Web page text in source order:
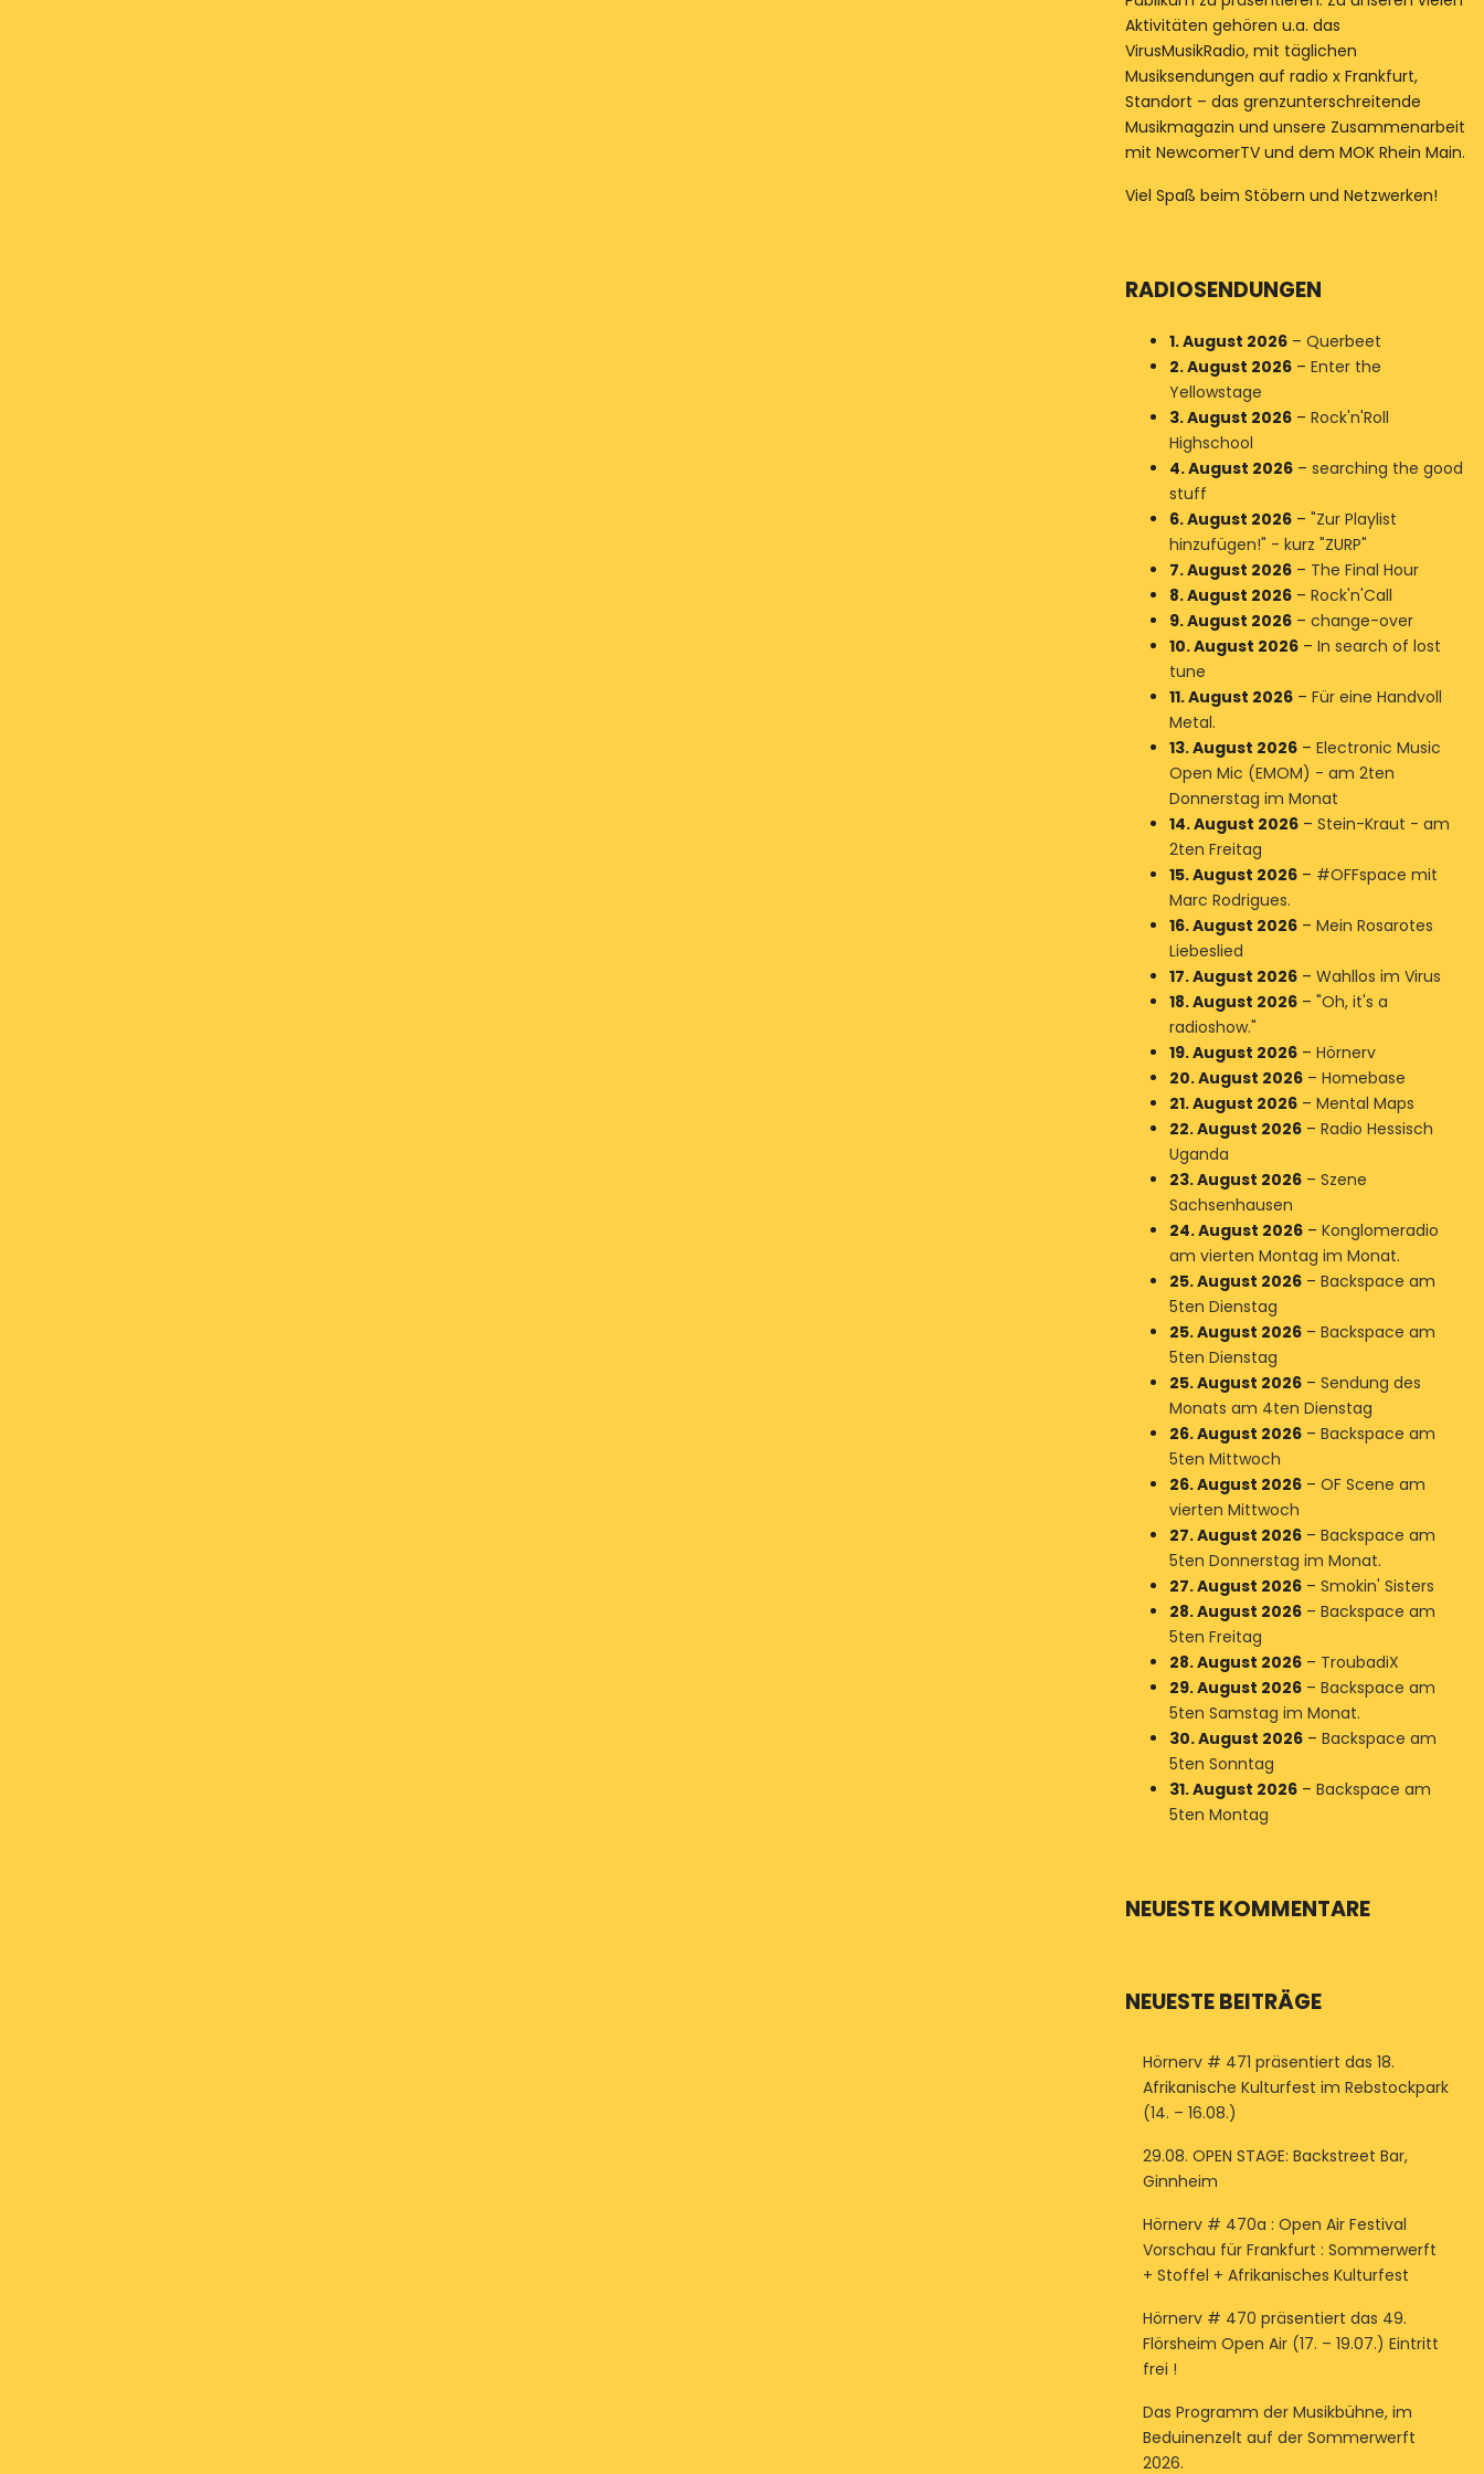
Aktivitäten gehören u.a. das
VirusMusikRadio, mit täglichen
Musiksendungen auf radio x Frankfurt,
Standort – das grenzunterschreitende
Musikmagazin und unsere Zusammenarbeit
mit NewcomerTV und dem MOK Rhein Main.
Viel Spaß beim Stöbern und Netzwerken!
RADIOSENDUNGEN
1. August 2026– Querbeet
2. August 2026– Enter the
Yellowstage
3. August 2026– Rock'n'Roll
Highschool
4. August 2026– searching the good
stuff
6. August 2026– "Zur Playlist
hinzufügen!" - kurz "ZURP"
7. August 2026– The Final Hour
8. August 2026– Rock'n'Call
9. August 2026– change-over
10. August 2026– In search of lost
tune
11. August 2026– Für eine Handvoll
Metal.
13. August 2026– Electronic Music
Open Mic (EMOM) - am 2ten
Donnerstag im Monat
14. August 2026– Stein-Kraut - am
2ten Freitag
15. August 2026– #OFFspace mit
Marc Rodrigues.
16. August 2026– Mein Rosarotes
Liebeslied
17. August 2026– Wahllos im Virus
18. August 2026– "Oh, it's a
radioshow."
19. August 2026– Hörnerv
20. August 2026– Homebase
21. August 2026– Mental Maps
22. August 2026– Radio Hessisch
Uganda
23. August 2026– Szene
Sachsenhausen
24. August 2026– Konglomeradio
am vierten Montag im Monat.
25. August 2026– Backspace am
5ten Dienstag
25. August 2026– Backspace am
5ten Dienstag
25. August 2026– Sendung des
Monats am 4ten Dienstag
26. August 2026– Backspace am
5ten Mittwoch
26. August 2026– OF Scene am
vierten Mittwoch
27. August 2026– Backspace am
5ten Donnerstag im Monat.
27. August 2026– Smokin' Sisters
28. August 2026– Backspace am
5ten Freitag
28. August 2026– TroubadiX
29. August 2026– Backspace am
5ten Samstag im Monat.
30. August 2026– Backspace am
5ten Sonntag
31. August 2026– Backspace am
5ten Montag
NEUESTE KOMMENTARE
NEUESTE BEITRÄGE
Hörnerv # 471 präsentiert das 18.
Afrikanische Kulturfest im Rebstockpark
(14. – 16.08.)
29.08. OPEN STAGE: Backstreet Bar,
Ginnheim
Hörnerv # 470a : Open Air Festival
Vorschau für Frankfurt : Sommerwerft
+ Stoffel + Afrikanisches Kulturfest
Hörnerv # 470 präsentiert das 49.
Flörsheim Open Air (17. – 19.07.) Eintritt
frei !
Das Programm der Musikbühne, im
Beduinenzelt auf der Sommerwerft
2026.